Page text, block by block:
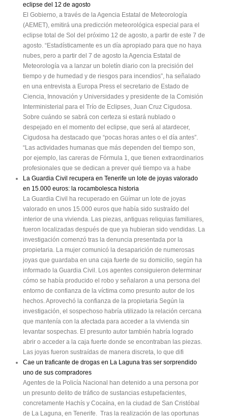
eclipse del 12 de agosto
El Gobierno, a través de la Agencia Estatal de Meteorología
(AEMET), emitirá una predicción meteorológica especial para el
eclipse total de Sol del próximo 12 de agosto, a partir de este 7 de
agosto. “Estadísticamente es un día apropiado para que no haya
nubes, pero a partir del 7 de agosto la Agencia Estatal de
Meteorología va a lanzar un boletín diario con la precisión del
tiempo y de humedad y de riesgos para incendios”, ha señalado
en una entrevista a Europa Press el secretario de Estado de
Ciencia, Innovación y Universidades y presidente de la Comisión
Interministerial para el Trío de Eclipses, Juan Cruz Cigudosa.
Sobre cuándo se sabrá con certeza si estará nublado o
despejado en el momento del eclipse, que será al atardecer,
Cigudosa ha destacado que “pocas horas antes o el día antes”.
“Las actividades humanas que más dependen del tiempo son,
por ejemplo, las careras de Fórmula 1, que tienen extraordinarios
profesionales que se dedican a prever qué tiempo va a habe
La Guardia Civil recupera en Tenerife un lote de joyas valorado
en 15.000 euros: la rocambolesca historia
La Guardia Civil ha recuperado en Güímar un lote de joyas
valorado en unos 15.000 euros que había sido sustraído del
interior de una vivienda. Las piezas, antiguas reliquias familiares,
fueron localizadas después de que ya hubieran sido vendidas. La
investigación comenzó tras la denuncia presentada por la
propietaria. La mujer comunicó la desaparición de numerosas
joyas que guardaba en una caja fuerte de su domicilio, según ha
informado la Guardia Civil. Los agentes consiguieron determinar
cómo se había producido el robo y señalaron a una persona del
entorno de confianza de la víctima como presunto autor de los
hechos. Aprovechó la confianza de la propietaria Según la
investigación, el sospechoso habría utilizado la relación cercana
que mantenía con la afectada para acceder a la vivienda sin
levantar sospechas. El presunto autor también habría logrado
abrir o acceder a la caja fuerte donde se encontraban las piezas.
Las joyas fueron sustraídas de manera discreta, lo que difi
Cae un traficante de drogas en La Laguna tras ser sorprendido
uno de sus compradores
Agentes de la Policía Nacional han detenido a una persona por
un presunto delito de tráfico de sustancias estupefacientes,
concretamente Hachís y Cocaína, en la ciudad de San Cristóbal
de La Laguna, en Tenerife. Tras la realización de las oportunas